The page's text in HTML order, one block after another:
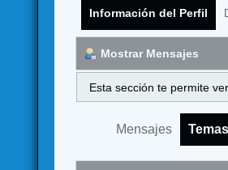
Información del Perfil
Mostrar Mensajes
Esta sección te permite
Mensajes Temas